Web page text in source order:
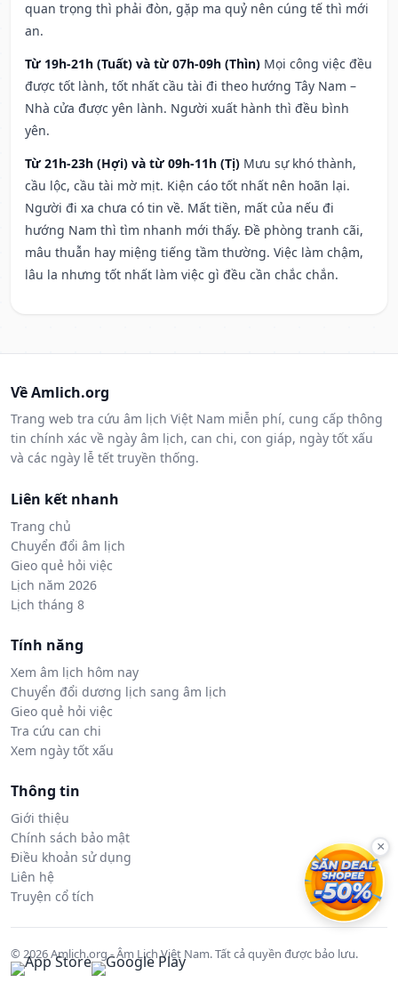
quan trọng thì phải đòn, gặp ma quỷ nên cúng tế thì mới
an.
Từ 19h-21h (Tuất) và từ 07h-09h (Thìn) Mọi công việc đều
được tốt lành, tốt nhất cầu tài đi theo hướng Tây Nam –
Nhà cửa được yên lành. Người xuất hành thì đều bình
yên.
Từ 21h-23h (Hợi) và từ 09h-11h (Tị) Mưu sự khó thành,
cầu lộc, cầu tài mờ mịt. Kiện cáo tốt nhất nên hoãn lại.
Người đi xa chưa có tin về. Mất tiền, mất của nếu đi
hướng Nam thì tìm nhanh mới thấy. Đề phòng tranh cãi,
mâu thuẫn hay miệng tiếng tầm thường. Việc làm chậm,
lâu la nhưng tốt nhất làm việc gì đều cần chắc chắn.
Về Amlich.org
Trang web tra cứu âm lịch Việt Nam miễn phí, cung cấp thông
tin chính xác về ngày âm lịch, can chi, con giáp, ngày tốt xấu
và các ngày lễ tết truyền thống.
Liên kết nhanh
Trang chủ
Chuyển đổi âm lịch
Gieo quẻ hỏi việc
Lịch năm 2026
Lịch tháng 8
Tính năng
Xem âm lịch hôm nay
Chuyển đổi dương lịch sang âm lịch
Gieo quẻ hỏi việc
Tra cứu can chi
Xem ngày tốt xấu
Thông tin
Giới thiệu
Chính sách bảo mật
Điều khoản sử dụng
Liên hệ
Truyện cổ tích
© 2026 Amlich.org - Âm Lịch Việt Nam. Tất cả quyền được bảo lưu.
×